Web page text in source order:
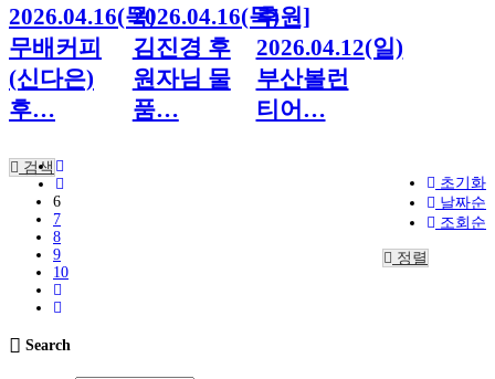
2026.04.16(목)
무배커피
(신다은)
후…
2026.04.16(목)
김진경 후
원자님 물
품…
후원]
2026.04.12(일)
부산볼런
티어…
초기화
날짜순
조회순
정렬
검색
6
7
8
9
10
Search